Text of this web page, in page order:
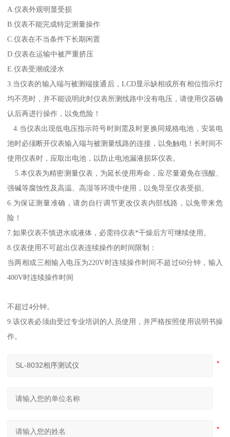
A.仪表外观明显受损
B.仪表不能完成特定测量操作
C.仪表在不当条件下长期闲置
D.仪表在运输中被严重挤压
E.仪表受潮或浸水
3.当仪表的输入端与被测端接通后， LCD显示缺相或所有相位指示灯
均不亮时，并不能说明此时仪表所测线路中没有电压，请使用仪器确
认后再进行操作，以免危险！
4. 当仪表出现低电压指示符号时则需及时更换同规格电池，安装电
池时必须断开仪表输入端与被测量线路的连接，以免触电！长时间不
使用仪表时，应取出电池，以防止电池漏液损坏仪表。
5.本仪表为精密测量仪表，为延长使用寿命，应尽量避免在强酸、
强碱等腐蚀性及高温、高湿等环境中使用，以免导至仪表受损。
6. 为保证测量准确，请勿自行调节更改仪表内部线路，以免带来危
险！
7.如果仪表不慎进水或液体，必需待仪表*干燥后方可继续使用。
8.仪表使用不可超出仪表连续操作的时间限制：
当两相或三相输入电压为220V时连续操作时间不超过60分钟，输入
400V时连续操作时间
不超过4分钟。
9.该仪表必须由受过专业培训的人员使用，并严格按照使用说明书操
作。